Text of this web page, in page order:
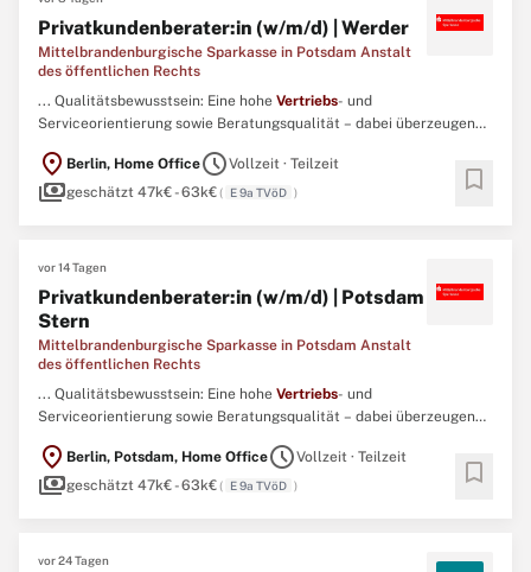
Privatkundenberater:in (w/m/d) | Werder
Mittelbrandenburgische Sparkasse in Potsdam Anstalt
des öffentlichen Rechts
... Qualitätsbewusstsein: Eine hohe Vertriebs- und
Serviceorientierung sowie Beratungsqualität – dabei überzeugen
Sprachsicherheit: Sie beherrschen die deutsche Sprache (C1)
sicher in Wort und Schrift und überzeugen durch klare
location_on Berlin, Home OfficescheduleVollzeit · Teilzeit
paymentsgeschätzt 47k€ - 63k€( E 9a TVöD ) bookmark
vor 14 Tagen
Privatkundenberater:in (w/m/d) | Potsdam
Stern
Mittelbrandenburgische Sparkasse in Potsdam Anstalt
des öffentlichen Rechts
... Qualitätsbewusstsein: Eine hohe Vertriebs- und
Serviceorientierung sowie Beratungsqualität – dabei überzeugen
Sprachsicherheit: Sie beherrschen die deutsche Sprache (C1)
sicher in Wort und Schrift und überzeugen durch klare
location_on Berlin, Potsdam, Home OfficescheduleVollzeit · Teilzeit
paymentsgeschätzt 47k€ - 63k€( E 9a TVöD ) bookmark
vor 24 Tagen